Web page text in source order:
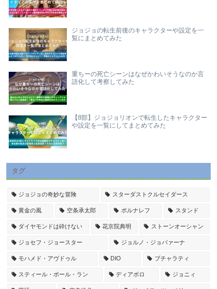
ジョジョの転生前後のキャラクターや設定を一
覧にまとめてみた
重ちーの死亡シーンはなぜかわいそうなのか言
語化して考察してみた
【8部】ジョジョリオンで転生したキャラクター
や設定を一覧にしてまとめてみた
タグ
ジョジョの奇妙な冒険 スターダストクルセイダース
黄金の風 空条承太郎 ポルナレフ スタンド
ダイヤモンドは砕けない 花京院典明 ストーンオーシャン
ジョセフ・ジョースター ジョルノ・ジョバァーナ
モハメド・アヴドゥル DIO ブチャラティ
スティール・ボール・ラン ディアボロ ジョニィ